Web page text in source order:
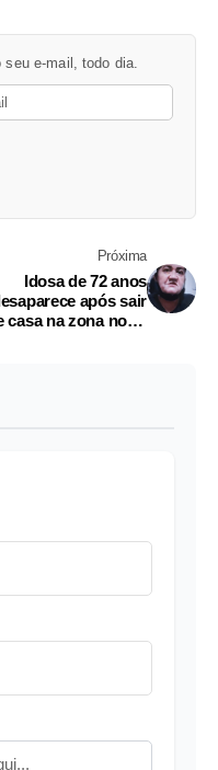
e-mail, todo dia.
Próxima
Idosa de 72 anos
após sair
casa na zona norte